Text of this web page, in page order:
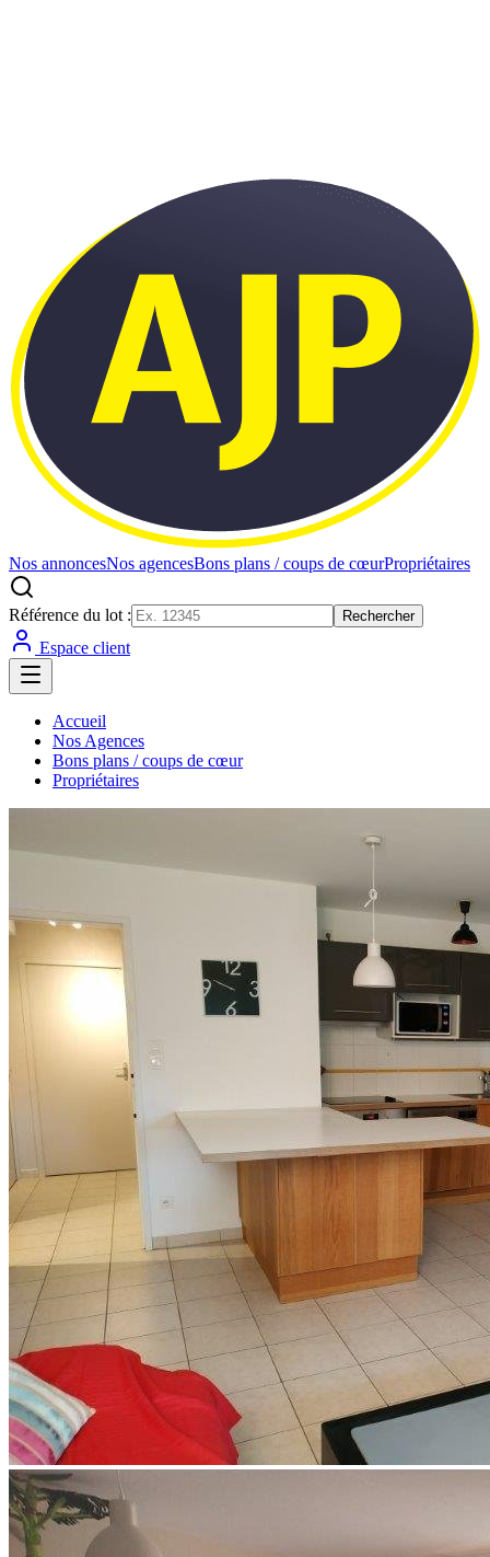
Nos annoncesNos agencesBons plans / coups de cœurPropriétaires
Référence du lot : Rechercher
Espace client
Accueil
Nos Agences
Bons plans / coups de cœur
Propriétaires